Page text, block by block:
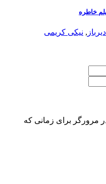
خاطره
, نیکی کریمی
مرورگر برای زمانی که